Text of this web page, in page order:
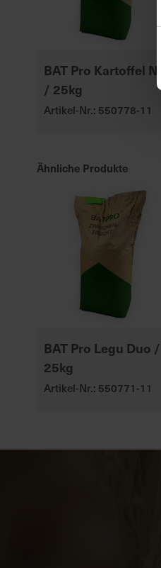
BAT Pro Kartoffel N+
/ 25kg
Artikel-Nr.: 550778-11
Ähnliche Produkte
BAT Pro Legu Duo /
25kg
Artikel-Nr.: 550771-11